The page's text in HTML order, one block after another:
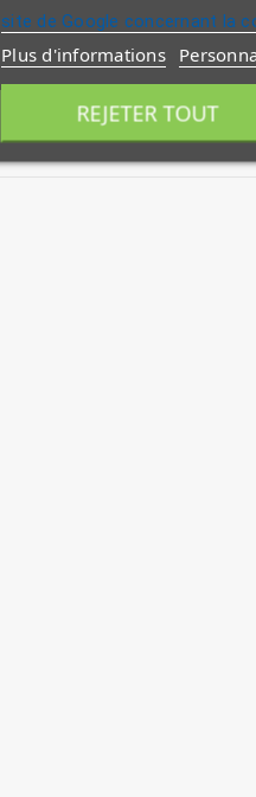
site de Google concernant la
Plus d'informations
REJETER TOUT